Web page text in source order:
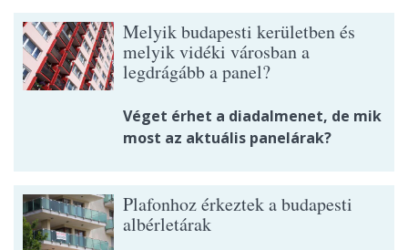
Melyik budapesti kerületben és
melyik vidéki városban a
legdrágább a panel?
Véget érhet a diadalmenet, de mik
most az aktuális panelárak?
Plafonhoz érkeztek a budapesti
albérletárak